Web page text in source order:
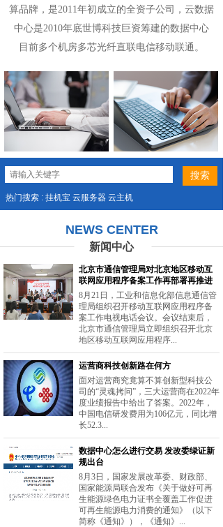
算品牌，是2011年初成立的全资子公司， 云数据
中心是2010年底世博科技巨资筹建的数据中心
目前多个机房多芯光纤直联电信移动联通。
热门搜索 : 挂机宝 云服务器 云主机
NEWS CENTER
新闻中心
北京市通信管理局对北京地区移动互
联网应用程序备案工作再部署再推进
8月21日，工业和信息化部信息通信管
理局组织召开移动互联网应用程序备
案工作电视电话会议。会议结束后，
北京市通信管理局立即组织召开北京
地区移动互联网应用程序...
运营商科技创新路在何方
面对运营商究竟算不算创新型科技公
司的“灵魂拷问”，三大运营商在2022年
度业绩报告中给出了答案。2022年，
中国电信研发费用为106亿元，同比增
长52.3...
数据中心怎么进行交易 发改委绿证新
规出台
8月3日，国家发展改革委、财政部、
国家能源局联合发布《关于做好可再
生能源绿色电力证书全覆盖工作促进
可再生能源电力消费的通知》（以下
简称《通知》），《通知》...